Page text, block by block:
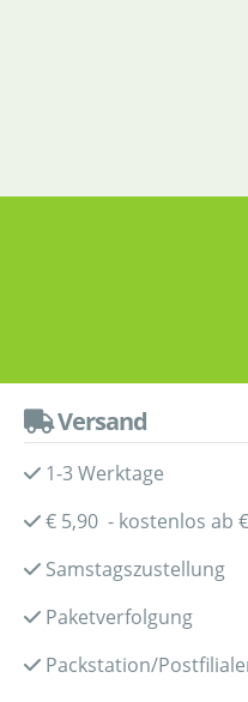
Versand
1-3 Werktage
€ 5,90 - kostenlos ab
Samstagszustellung
Paketverfolgung
Packstation/